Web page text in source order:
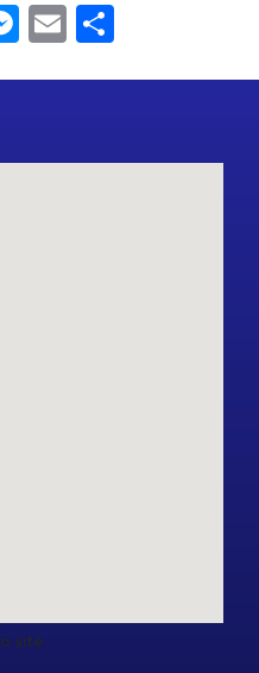
Messenger
Email
site